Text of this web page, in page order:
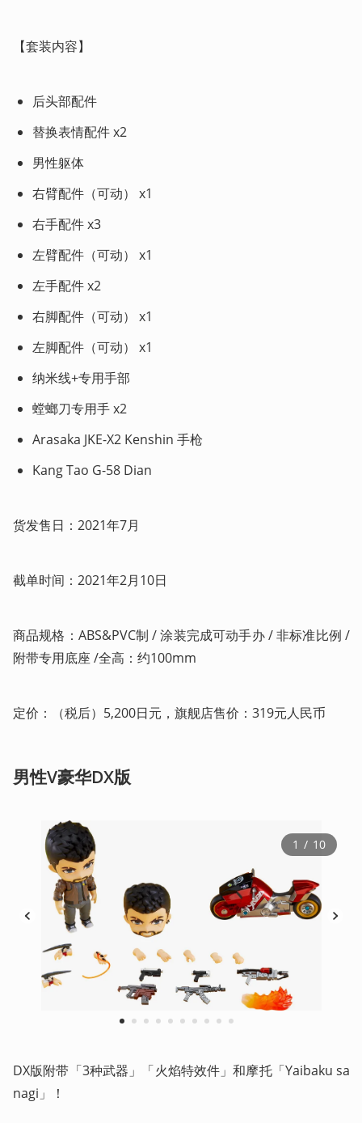
【套装内容】
后头部配件
替换表情配件 x2
男性躯体
右臂配件（可动） x1
右手配件 x3
左臂配件（可动） x1
左手配件 x2
右脚配件（可动） x1
左脚配件（可动） x1
纳米线+专用手部
螳螂刀专用手 x2
Arasaka JKE-X2 Kenshin 手枪
Kang Tao G-58 Dian
货发售日：2021年7月
截单时间：2021年2月10日
商品规格：ABS&PVC制 / 涂装完成可动手办 / 非标准比例 /
附带专用底座 /全高：约100mm
定价：（税后）5,200日元，旗舰店售价：319元人民币
男性V豪华DX版
1 2 3 4 5 6 7 8 9 10
1 / 10
DX版附带「3种武器」「火焰特效件」和摩托「Yaibaku sa
nagi」！